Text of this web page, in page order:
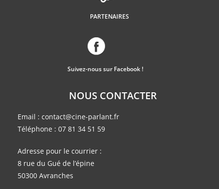
PARTENAIRES
Suivez-nous sur Facebook !
NOUS CONTACTER
Email : contact@cine-parlant.fr
Téléphone : 07 81 34 51 59
Adresse pour le courrier :
8 rue du Gué de l’épine
50300 Avranches